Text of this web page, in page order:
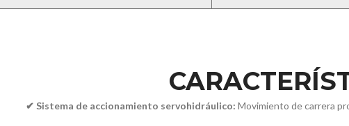
✔ Sistema de accionamiento servohidráulico: Movimiento de carrera